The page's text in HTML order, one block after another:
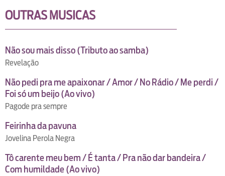
OUTRAS MUSICAS
Não sou mais disso (Tributo ao samba)
Revelação
Não pedi pra me apaixonar / Amor / No Rádio / Me perdi /
Foi só um beijo (Ao vivo)
Pagode pra sempre
Feirinha da pavuna
Jovelina Perola Negra
Tô carente meu bem / É tanta / Pra não dar bandeira /
Com humildade (Ao vivo)